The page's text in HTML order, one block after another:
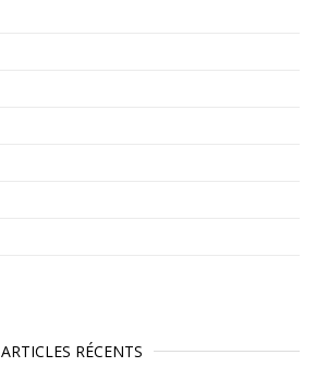
ARTICLES RÉCENTS